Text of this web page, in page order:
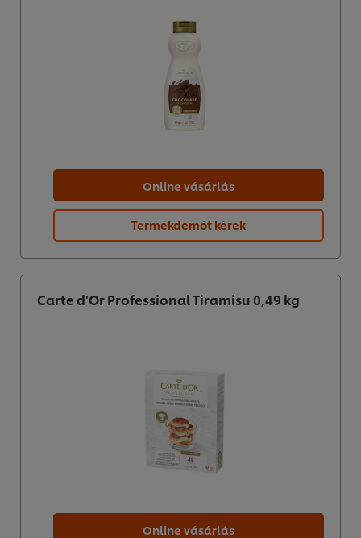
Online vásárlás
Termékdemót kérek
Carte d'Or Professional Tiramisu 0,49 kg
Online vásárlás